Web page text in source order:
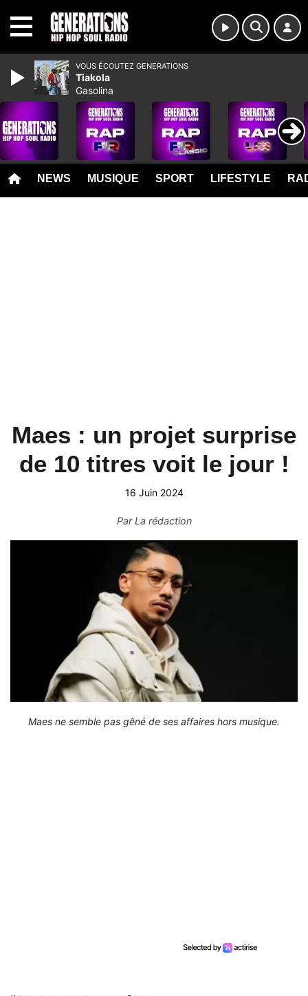
NEWS MUSIQUE SPORT LIFESTYLE
Maes : un projet surprise
de 10 titres voit le jour !
16 Juin 2024
ParLa rédaction
Maes ne semble pas gêné de ses affaires hors musique.
VOUS ÉCOUTEZ GENERATIONS
Tiakola
Gasolina